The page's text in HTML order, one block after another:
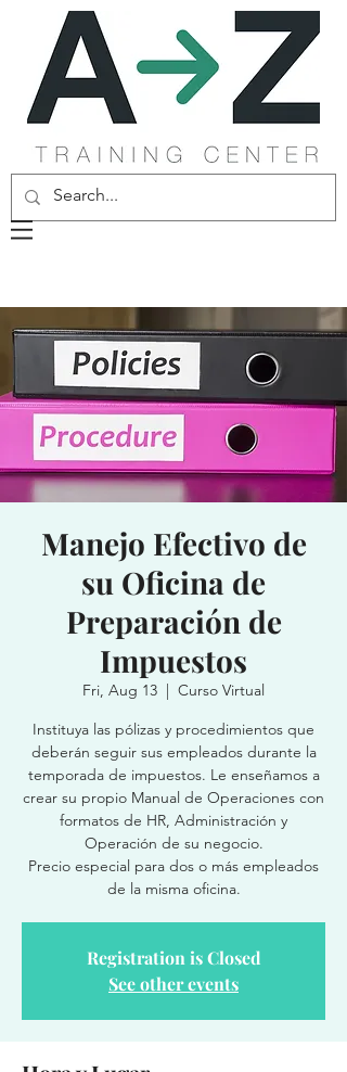
Manejo Efectivo de
su Oficina de
Preparación de
Impuestos
Fri, Aug 13
  |
Curso Virtual
Instituya las pólizas y procedimientos que
deberán seguir sus empleados durante la
temporada de impuestos. Le enseñamos a
crear su propio Manual de Operaciones con
formatos de HR, Administración y
Operación de su negocio.
Precio especial para dos o más empleados
de la misma oficina.
Registration is Closed
See other events